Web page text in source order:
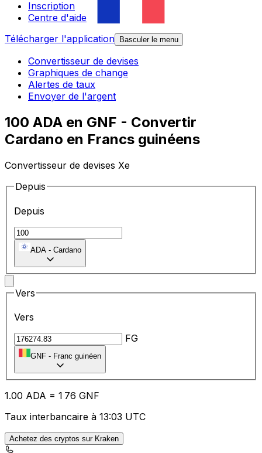
Inscription
Centre d'aide
Télécharger l'application
Basculer le menu
Convertisseur de devises
Graphiques de change
Alertes de taux
Envoyer de l'argent
100 ADA en GNF - Convertir
Cardano en Francs guinéens
Convertisseur de devises Xe
Depuis
Depuis
ADA - Cardano
Vers
Vers
FG
GNF - Franc guinéen
1.00 ADA = 1 76 GNF
Taux interbancaire à 13:03 UTC
Achetez des cryptos sur Kraken